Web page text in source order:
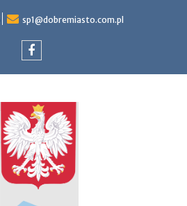
sp1@dobremiasto.com.pl